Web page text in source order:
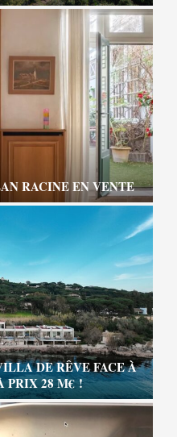
RACINE EN VENTE
DE RÊVE FACE À
PRIX 28 M€ !